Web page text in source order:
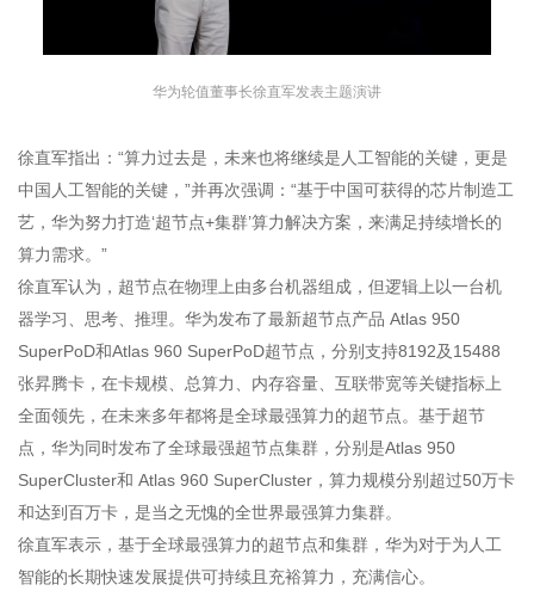
华为轮值董事长徐直军发表主题演讲
徐直军指出：“算力过去是，未来也将继续是人工智能的关键，更是
中国人工智能的关键，”并再次强调：“基于中国可获得的芯片制造工
艺，华为努力打造‘超节点+集群’算力解决方案，来满足持续增长的
算力需求。”
徐直军认为，超节点在物理上由多台机器组成，但逻辑上以一台机
器学习、思考、推理。华为发布了最新超节点产品 Atlas 950
SuperPoD和Atlas 960 SuperPoD超节点，分别支持8192及15488
张昇腾卡，在卡规模、总算力、内存容量、互联带宽等关键指标上
全面领先，在未来多年都将是全球最强算力的超节点。基于超节
点，华为同时发布了全球最强超节点集群，分别是Atlas 950
SuperCluster和 Atlas 960 SuperCluster，算力规模分别超过50万卡
和达到百万卡，是当之无愧的全世界最强算力集群。
徐直军表示，基于全球最强算力的超节点和集群，华为对于为人工
智能的长期快速发展提供可持续且充裕算力，充满信心。